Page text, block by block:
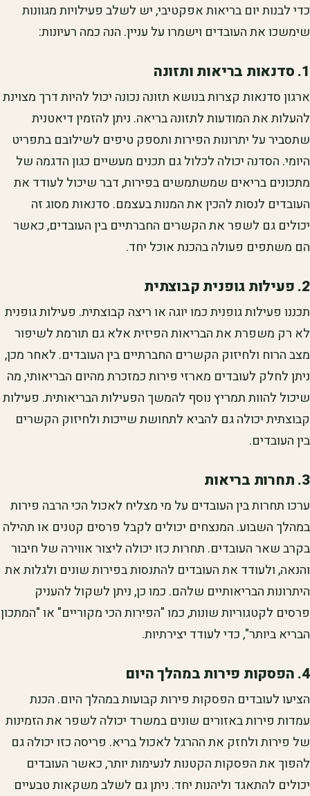
כדי לבנות יום בריאות אפקטיבי, יש לשלב פעילויות מגוונות
שימשכו את העובדים וישמרו על עניין. הנה כמה רעיונות:
1. סדנאות בריאות ותזונה
ארגון סדנאות קצרות בנושא תזונה נכונה יכול להיות דרך מצוינת
להעלות את המודעות לתזונה בריאה. ניתן להזמין דיאטנית
שתסביר על יתרונות הפירות ותספק טיפים לשילובם בתפריט
היומי. הסדנה יכולה לכלול גם תכנים מעשיים כגון הדגמה של
מתכונים בריאים שמשתמשים בפירות, דבר שיכול לעודד את
העובדים לנסות להכין את המנות בעצמם. סדנאות מסוג זה
יכולים גם לשפר את הקשרים החברתיים בין העובדים, כאשר
הם משתפים פעולה בהכנת אוכל יחד.
2. פעילות גופנית קבוצתית
תכננו פעילות גופנית כמו יוגה או ריצה קבוצתית. פעילות גופנית
לא רק משפרת את הבריאות הפיזית אלא גם תורמת לשיפור
מצב הרוח ולחיזוק הקשרים החברתיים בין העובדים. לאחר מכן,
ניתן לחלק לעובדים מארזי פירות כמזכרת מהיום הבריאותי, מה
שיכול להוות תמריץ נוסף להמשך הפעילות הבריאותית. פעילות
קבוצתית יכולה גם להביא לתחושת שייכות ולחיזוק הקשרים
בין העובדים.
3. תחרות בריאות
ערכו תחרות בין העובדים על מי מצליח לאכול הכי הרבה פירות
במהלך השבוע. המנצחים יכולים לקבל פרסים קטנים או תהילה
בקרב שאר העובדים. תחרות כזו יכולה ליצור אווירה של חיבור
והנאה, ולעודד את העובדים להתנסות בפירות שונים ולגלות את
היתרונות הבריאותיים שלהם. כמו כן, ניתן לשקול להעניק
פרסים לקטגוריות שונות, כמו "הפירות הכי מקוריים" או "המתכון
הבריא ביותר", כדי לעודד יצירתיות.
4. הפסקות פירות במהלך היום
הציעו לעובדים הפסקות פירות קבועות במהלך היום. הכנת
עמדות פירות באזורים שונים במשרד יכולה לשפר את הזמינות
של פירות ולחזק את ההרגל לאכול בריא. פריסה כזו יכולה גם
להפוך את הפסקות הקטנות לנעימות יותר, כאשר העובדים
יכולים להתאגד וליהנות יחד. ניתן גם לשלב משקאות טבעיים